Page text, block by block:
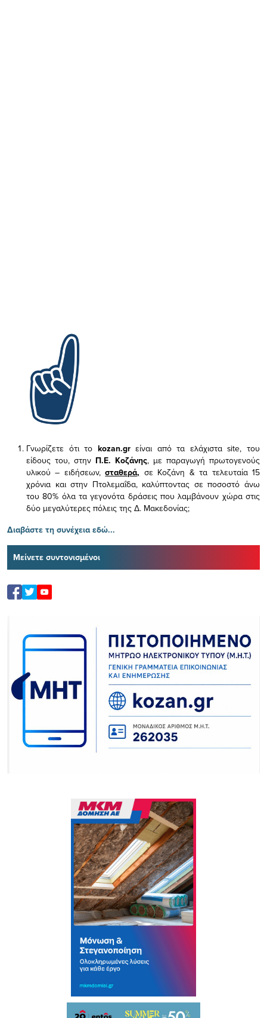
Γνωρίζετε ότι το kozan.gr είναι από τα ελάχισταsite, του
είδους του, στην Π.Ε. Κοζάνης, με παραγωγή πρωτογενούς
υλικού – ειδήσεων,σταθερά, σε Κοζάνη & τα τελευταία 15
χρόνια και στην Πτολεμαΐδα, καλύπτοντας σε ποσοστό άνω
του 80% όλα τα γεγονότα δράσεις που λαμβάνουν χώρα στις
δύο μεγαλύτερες πόλεις της Δ. Μακεδονίας;
Διαβάστε τη συνέχεια εδώ...
Μείνετε συντονισμένοι